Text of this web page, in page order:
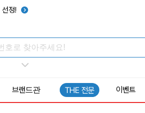
선정!
브랜드관 THE 전문 이벤트